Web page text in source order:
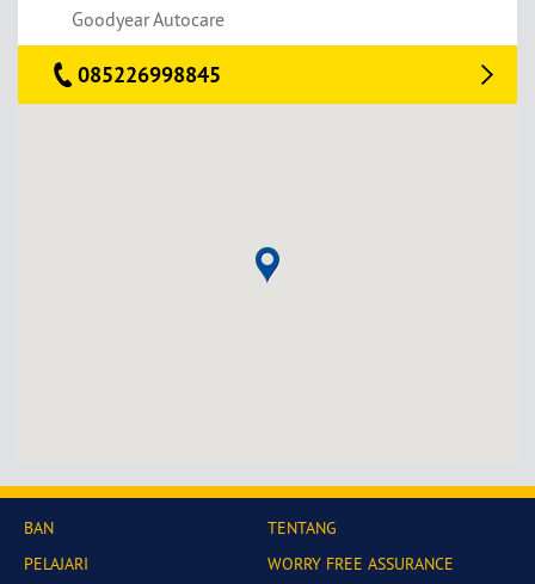
Goodyear Autocare
085226998845
BAN
PELAJARI
TENTANG
WORRY FREE ASSURANCE